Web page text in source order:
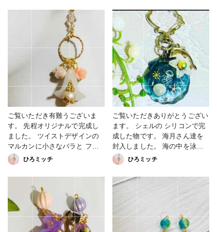
ご覧いただき有難うございま
す。 先程オリジナルで完成し
ました。 ツイストデザインの
マルカンに小さなバラと フラ
ワービーズとパステルカラー色
でアシンメトリーにしてみまし
た。 フラワーパーツにコレク
ターを下げて 歩く度に可愛い
音色が聞けるかも？ めっちゃ
可愛い仕上がりです。 #アクセ
サリー部 #販売中 #ピアス #鈴
蘭 #ツイスト #パーツアクセサ
ひろミッチ
ご覧いただきありがとうござい
ます。 シェルの シリコンで完
成した物です。 海月さん達を
封入しました。 海の中を泳い
でるイメージでお作りしまし
た。 小さい貝も子達は親子の
設定です。笑 綺麗なエメラル
ドグリーン色です。 レジン
コ〜ティングしてます。 少し
でもハッピーな気分になってく
れたら嬉しいです。 #アクセサ
ひろミッチ